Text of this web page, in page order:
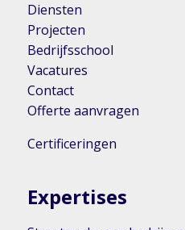
Diensten
Projecten
Bedrijfsschool
Vacatures
Contact
Offerte aanvragen
Certificeringen
Expertises